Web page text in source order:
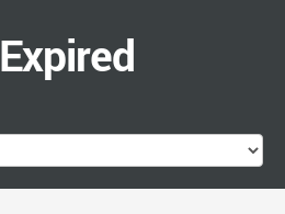
Expired